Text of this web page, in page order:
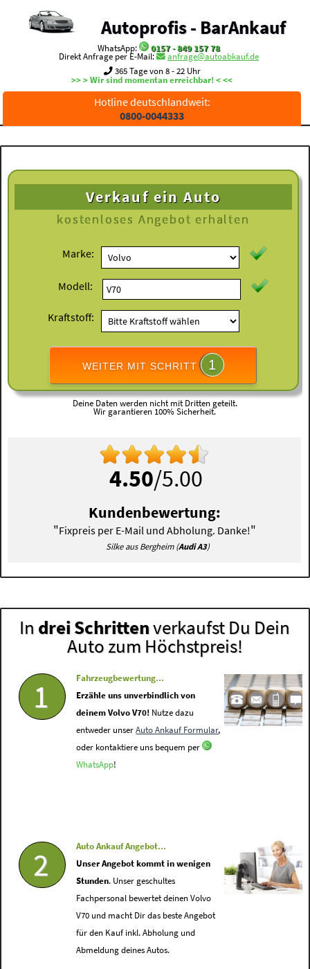
Autoprofis - BarAnkauf
WhatsApp:
0157 - 849 157 78
Direkt Anfrage per E-Mail:
anfrage@autoabkauf.de
365 Tage von 8 - 22 Uhr
>> > Wir sind momentan erreichbar! < <<
Hotline deutschlandweit:
0800-0044333
Verkauf ein Auto
kostenloses Angebot erhalten
Marke:
Modell:
Kraftstoff:
WEITER MIT SCHRITT 1
Deine Daten werden nicht mit Dritten geteilt.
Wir garantieren 100% Sicherheit.
4.50/5.00
Kundenbewertung:
"Fixpreis per E-Mail und Abholung. Danke!"
Silke aus Bergheim (Audi A3)
In drei Schrittenverkaufst Du Dein
Auto zum Höchstpreis!
1
Fahrzeugbewertung...
Erzähle uns unverbindlich von
deinem Volvo V70! Nutze dazu
entweder unserAuto Ankauf Formular,
oder kontaktiere uns bequem per
WhatsApp!
2
Auto Ankauf Angebot...
Unser Angebot kommt in wenigen
Stunden. Unser geschultes
Fachpersonal bewertet deinen Volvo
V70 und macht Dir das beste Angebot
für den Kauf inkl. Abholung und
Abmeldung deines Autos.